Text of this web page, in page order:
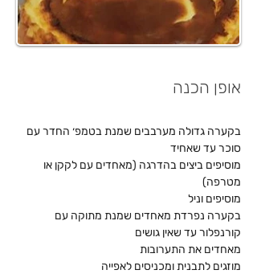
אופן הכנה
בקערה גדולה מערבבים שמנת בטמפ׳ החדר עם
סוכר עד שאחיד
מוסיפים ביצים בהדרגה (מאחדים עם לקקן או
מטרפה)
⁠מוסיפים וניל
⁠בקערה נפרדת מאחדים שמנת מתוקה עם
קורנפלור עד שאין גושים
⁠מאחדים את התערובות
⁠מוזגים לתבנית ומכניסים לאפייה